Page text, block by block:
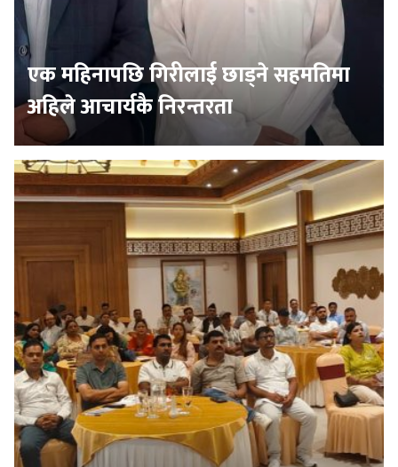
एक महिनापछि गिरीलाई छाड्ने सहमतिमा
अहिले आचार्यकै निरन्तरता